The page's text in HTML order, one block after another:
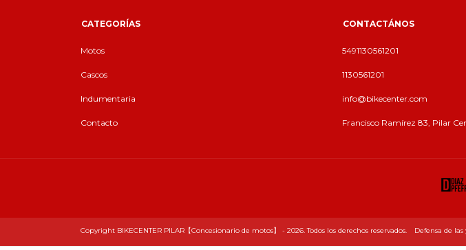
CATEGORÍAS
Motos
Cascos
Indumentaria
Contacto
CONTACTÁNOS
5491130561201
1130561201
info@bikecenter.com
Francisco Ramírez 83, Pilar
Copyright BIKECENTER PILAR【Concesionario de motos】 - 2026. Todos los derechos reservados. Defensa de